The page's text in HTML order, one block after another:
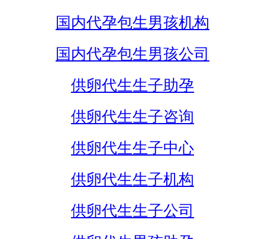
国内代孕包生男孩机构
国内代孕包生男孩公司
供卵代生生子助孕
供卵代生生子咨询
供卵代生生子中心
供卵代生生子机构
供卵代生生子公司